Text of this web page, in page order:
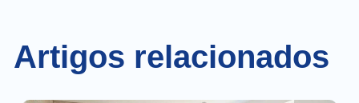
Artigos relacionados